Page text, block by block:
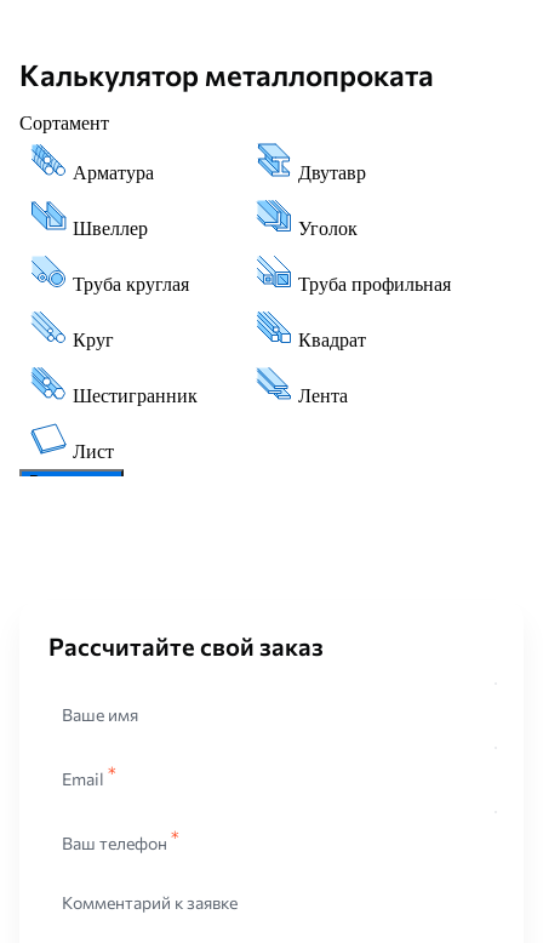
Калькулятор металлопроката
Рассчитайте свой заказ
Ваше имя
Email
Ваш телефон
Комментарий к заявке